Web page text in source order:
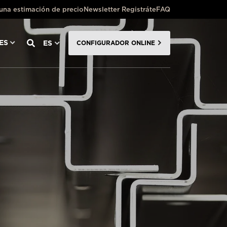
estimación de precio Newsletter RegistráteFAQ
ES CONFIGURADOR ONLINE